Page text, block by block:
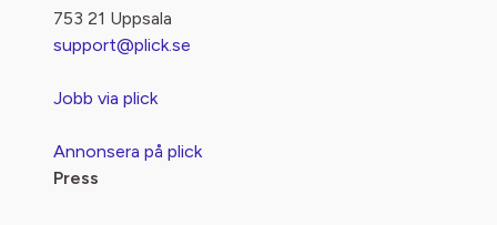
753 21 Uppsala
support@plick.se
Jobb via plick
Annonsera på plick
Press